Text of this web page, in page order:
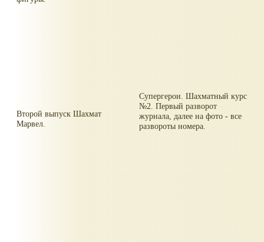
Второй выпуск Шахмат
Марвел.
Супергерои. Шахматный курс
№2. Первый разворот
журнала, далее на фото - все
развороты номера.